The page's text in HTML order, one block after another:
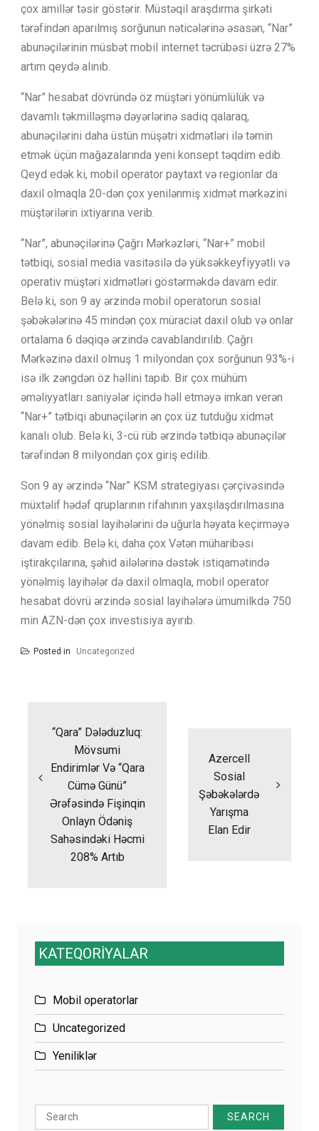
çox amillər təsir göstərir. Müstəqil araşdırma şirkəti
tərəfindən aparılmış sorğunun nəticələrinə əsasən, “Nar”
abunəçilərinin müsbət mobil internet təcrübəsi üzrə 27%
artım qeydə alınıb.
“Nar” hesabat dövründə öz müştəri yönümlülük və
davamlı təkmilləşmə dəyərlərinə sadiq qalaraq,
abunəçilərini daha üstün müşətri xidmətləri ilə təmin
etmək üçün mağazalarında yeni konsept təqdim edib.
Qeyd edək ki, mobil operator paytaxt və regionlar da
daxil olmaqla 20-dən çox yenilənmiş xidmət mərkəzini
müştərilərin ixtiyarına verib.
“Nar”, abunəçilərinə Çağrı Mərkəzləri, “Nar+” mobil
tətbiqi, sosial media vasitəsilə də yüksəkkeyfiyyətli və
operativ müştəri xidmətləri göstərməkdə davam edir.
Belə ki, son 9 ay ərzində mobil operatorun sosial
şəbəkələrinə 45 mindən çox müraciət daxil olub və onlar
ortalama 6 dəqiqə ərzində cavablandırılıb. Çağrı
Mərkəzinə daxil olmuş 1 milyondan çox sorğunun 93%-i
isə ilk zəngdən öz həllini tapıb. Bir çox mühüm
əməliyyatları saniyələr içində həll etməyə imkan verən
“Nar+” tətbiqi abunəçilərin ən çox üz tutduğu xidmət
kanalı olub. Belə ki, 3-cü rüb ərzində tətbiqə abunəçilər
tərəfindən 8 milyondan çox giriş edilib.
Son 9 ay ərzində “Nar” KSM strategiyası çərçivəsində
müxtəlif hədəf qruplarının rifahının yaxşılaşdırılmasına
yönəlmiş sosial layihələrini də uğurla həyata keçirməyə
davam edib. Belə ki, daha çox Vətən müharibəsi
iştirakçılarına, şəhid ailələrinə dəstək istiqamətində
yönəlmiş layihələr də daxil olmaqla, mobil operator
hesabat dövrü ərzində sosial layihələrə ümumilkdə 750
min AZN-dən çox investisiya ayırıb.
Posted in Uncategorized
“Qara” Dələduzluq:
Mövsumi
Endirimlər Və “qara
Cümə Günü”
Ərəfəsində Fişinqin
Onlayn Ödəniş
Sahəsindəki Həcmi
208% Artıb
Azercell
Sosial
Şəbəkələrdə
Yarışma
Elan Edir
KATEQORİYALAR
Mobil operatorlar
Uncategorized
Yeniliklər
Search